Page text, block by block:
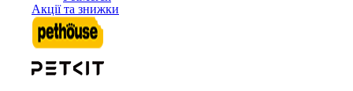
Акції та знижки